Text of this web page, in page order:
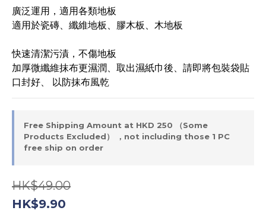
廣泛運用，適用各類地板
適用於瓷磚、纖維地板、膠木板、木地板
快速清潔污漬，不傷地板
加厚微纖維抹布更濕潤、取出濕紙巾後、請即將包裝袋貼
口封好、 以防抹布風乾
Free Shipping Amount at HKD 250 （Some
Products Excluded） ，not including those 1 PC
free ship on order
HK$49.00
HK$9.90